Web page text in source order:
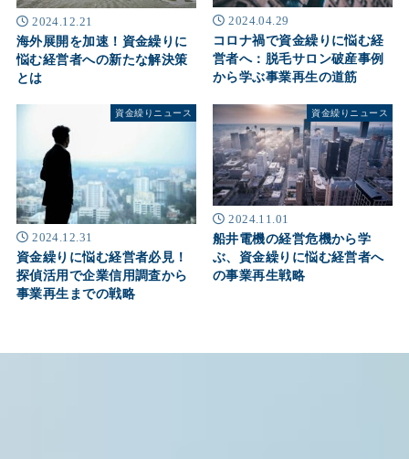
2024.12.21
海外展開を加速！資金繰りに
悩む経営者への新たな解決策
とは
2024.04.29
コロナ禍で資金繰りに悩む経
営者へ：脱毛サロン破産事例
から学ぶ事業再生の道筋
資金繰りニュース
2024.12.31
資金繰りに悩む経営者必見！
探偵活用で企業信用調査から
事業再生までの戦略
資金繰りニュース
2024.11.01
船井電機の経営危機から学
ぶ、資金繰りに悩む経営者へ
の事業再生戦略